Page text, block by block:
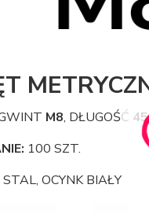
M8, DŁUGOŚĆ
100 SZT.
STAL, OCYNK BIAŁY